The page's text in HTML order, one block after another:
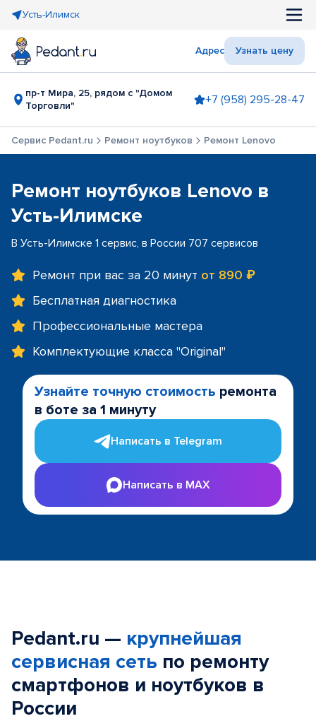
Усть-Илимск
Адрес Узнать цену
пр-т Мира, 25, рядом с "Домом
Торговли"
+7 (958) 295-28-47
Сервис Pedant.ru Ремонт ноутбуков Ремонт Lenovo
Ремонт ноутбуков Lenovo в
Усть-Илимске
В Усть-Илимске 1 сервис, в России 707 сервисов
Ремонт при вас за 20 минут от 890 ₽
Бесплатная диагностика
Профессиональные мастера
Комплектующие класса "Original"
Узнайте точную стоимость ремонта
в боте за 1 минуту
Написать в Telegram
Написать в MAX
Pedant.ru — крупнейшая
сервисная сеть по ремонту
смартфонов и ноутбуков в
России